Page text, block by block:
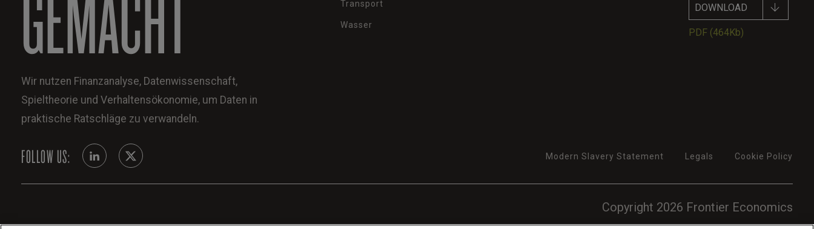
Wir nutzen Finanzanalyse, Datenwissenschaft,
Spieltheorie und Verhaltensökonomie, um Daten in
praktische Ratschläge zu verwandeln.
Transport
Wasser
DOWNLOAD
PDF (464Kb)
FOLLOW US: Modern Slavery Statement Legals Cookie Policy
Copyright 2026 Frontier Economics